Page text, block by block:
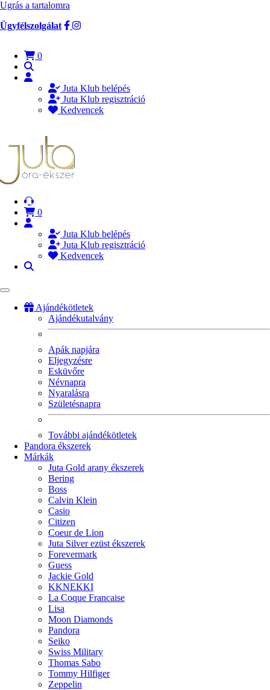
Ugrás a tartalomra
Ügyfélszolgálat
0
Juta Klub belépés
Juta Klub regisztráció
Kedvencek
0
Juta Klub belépés
Juta Klub regisztráció
Kedvencek
Ajándékötletek
Ajándékutalvány
Apák napjára
Eljegyzésre
Esküvőre
Névnapra
Nyaralásra
Születésnapra
További ajándékötletek
Pandora ékszerek
Márkák
Juta Gold arany ékszerek
Bering
Boss
Calvin Klein
Casio
Citizen
Coeur de Lion
Juta Silver ezüst ékszerek
Forevermark
Guess
Jackie Gold
KKNEKKI
La Coque Francaise
Lisa
Moon Diamonds
Pandora
Seiko
Swiss Military
Thomas Sabo
Tommy Hilfiger
Zeppelin